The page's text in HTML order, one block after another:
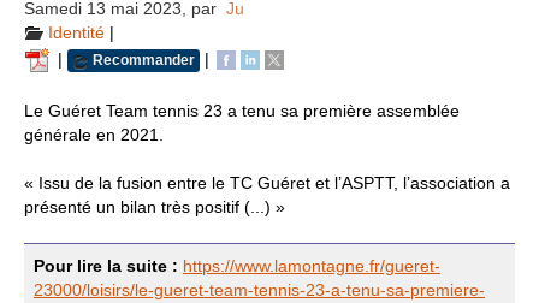
Samedi 13 mai 2023 par Ju
Identité |
|
Recommander |
Le Guéret Team tennis 23 a tenu sa première assemblée
générale en 2021.
« Issu de la fusion entre le TC Guéret et l’ASPTT, l’association a
présenté un bilan très positif (...) »
Pour lire la suite : https://www.lamontagne.fr/gueret-
23000/loisirs/le-gueret-team-tennis-23-a-tenu-sa-premiere-